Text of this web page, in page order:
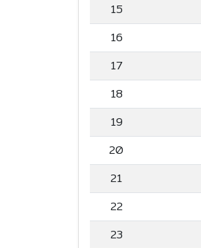
15
16
17
18
19
20
21
22
23